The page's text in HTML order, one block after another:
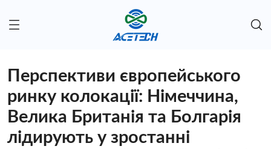
Перспективи європейського
ринку колокації: Німеччина,
Велика Британія та Болгарія
лідирують у зростанні